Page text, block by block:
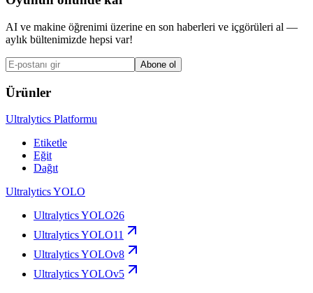
AI ve makine öğrenimi üzerine en son haberleri ve içgörüleri al —
aylık bültenimizde hepsi var!
Abone ol
Ürünler
Ultralytics Platformu
Etiketle
Eğit
Dağıt
Ultralytics YOLO
Ultralytics YOLO26
Ultralytics YOLO11
Ultralytics YOLOv8
Ultralytics YOLOv5